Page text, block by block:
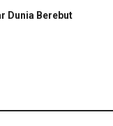
Dunia Berebut